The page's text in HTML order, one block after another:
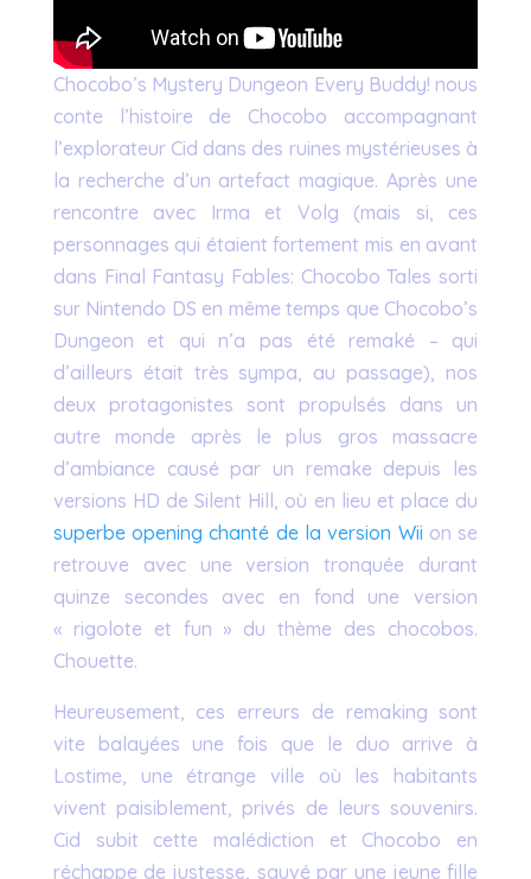
Chocobo’s Mystery Dungeon Every Buddy! nous
conte l’histoire de Chocobo accompagnant
l’explorateur Cid dans des ruines mystérieuses à
la recherche d’un artefact magique. Après une
rencontre avec Irma et Volg (mais si, ces
personnages qui étaient fortement mis en avant
dans Final Fantasy Fables: Chocobo Tales sorti
sur Nintendo DS en même temps que Chocobo’s
Dungeon et qui n’a pas été remaké – qui
d’ailleurs était très sympa, au passage), nos
deux protagonistes sont propulsés dans un
autre monde après le plus gros massacre
d’ambiance causé par un remake depuis les
versions HD de Silent Hill, où en lieu et place du
superbe opening chanté de la version Wii on se
retrouve avec une version tronquée durant
quinze secondes avec en fond une version
« rigolote et fun » du thème des chocobos.
Chouette.
Heureusement, ces erreurs de remaking sont
vite balayées une fois que le duo arrive à
Lostime, une étrange ville où les habitants
vivent paisiblement, privés de leurs souvenirs.
Cid subit cette malédiction et Chocobo en
réchappe de justesse, sauvé par une jeune fille